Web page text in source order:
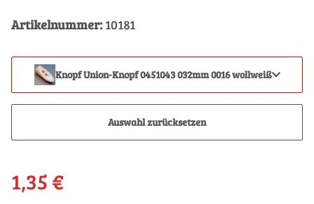
Artikelnummer: 10181
Knopf Union-Knopf 0451043 032mm 0016 wollweiß
Auswahl zurücksetzen
1,35 €